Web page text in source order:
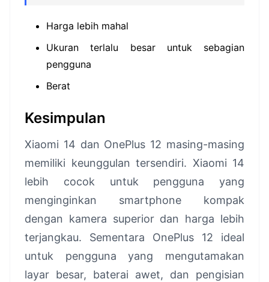
Harga lebih mahal
Ukuran terlalu besar untuk sebagian
pengguna
Berat
Kesimpulan
Xiaomi 14 dan OnePlus 12 masing-masing
memiliki keunggulan tersendiri. Xiaomi 14
lebih cocok untuk pengguna yang
menginginkan smartphone kompak
dengan kamera superior dan harga lebih
terjangkau. Sementara OnePlus 12 ideal
untuk pengguna yang mengutamakan
layar besar, baterai awet, dan pengisian